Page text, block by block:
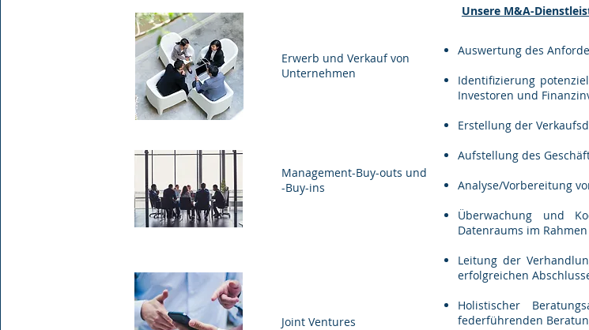
Unsere M&A-
Erwerb und Verkauf von
Unternehmen
Management-Buy-outs und
-Buy-ins
Joint Ventures
Auswertung des
Identifizierung
Investoren und
Erstellung der
Aufstellung des
Analyse/Vorbereitung
Überwachung und
Datenraums im
Leitung der
erfolgreichen
Holistischer
federführenden